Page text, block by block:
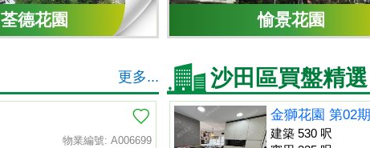
荃德花園 愉景花園
更多...
物業編號: A006699
沙田區買盤精選
金獅花園 第02期
建築 530 呎